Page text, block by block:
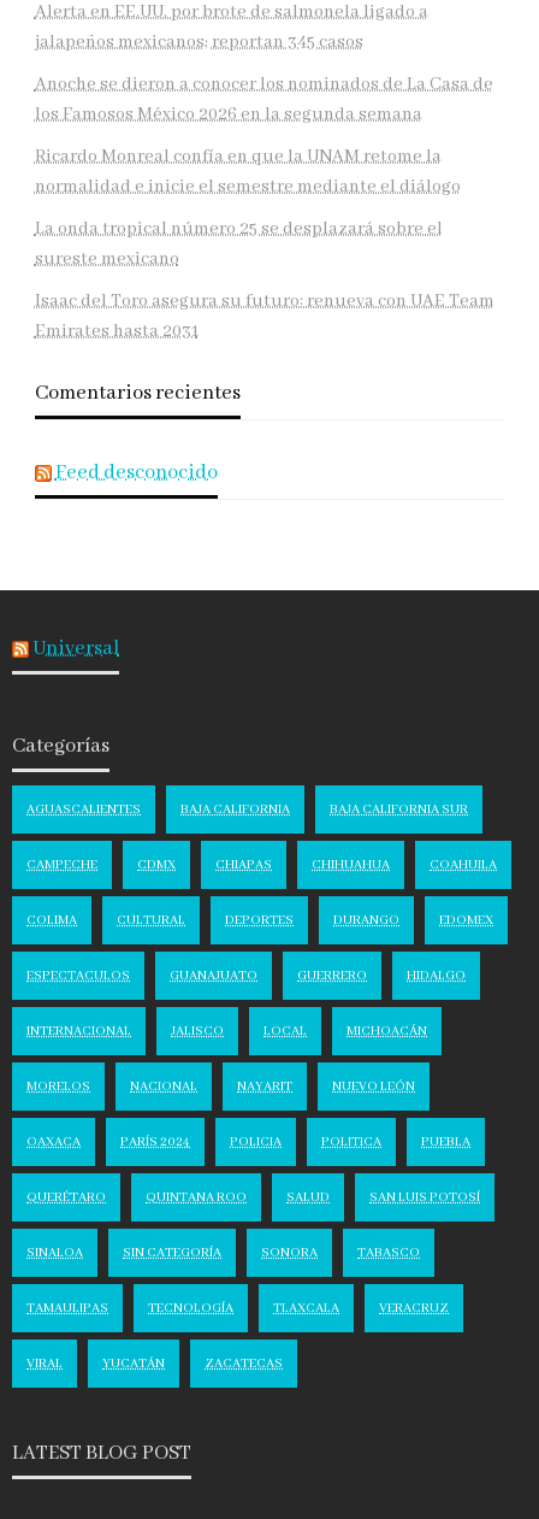
Alerta en EE.UU. por brote de salmonela ligado a
jalapeños mexicanos; reportan 345 casos
Anoche se dieron a conocer los nominados de La Casa de
los Famosos México 2026 en la segunda semana
Ricardo Monreal confía en que la UNAM retome la
normalidad e inicie el semestre mediante el diálogo
La onda tropical número 25 se desplazará sobre el
sureste mexicano
Isaac del Toro asegura su futuro: renueva con UAE Team
Emirates hasta 2031
Comentarios recientes
Feed desconocido
Universal
Categorías
AGUASCALIENTES BAJA CALIFORNIA BAJA CALIFORNIA SUR
CAMPECHE CDMX CHIAPAS CHIHUAHUA COAHUILA
COLIMA CULTURAL DEPORTES DURANGO EDOMEX
ESPECTACULOS GUANAJUATO GUERRERO HIDALGO
INTERNACIONAL JALISCO LOCAL MICHOACÁN
MORELOS NACIONAL NAYARIT NUEVO LEÓN
OAXACA PARÍS 2024 POLICIA POLITICA PUEBLA
QUERÉTARO QUINTANA ROO SALUD SAN LUIS POTOSÍ
SINALOA SIN CATEGORÍA SONORA TABASCO
TAMAULIPAS TECNOLOGÍA TLAXCALA VERACRUZ
VIRAL YUCATÁN ZACATECAS
LATEST BLOG POST